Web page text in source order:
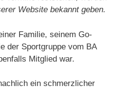
Website bekannt geben.
Familie, seinem Go-
der Sportgruppe vom BA
Mitglied war.
ein schmerzlicher